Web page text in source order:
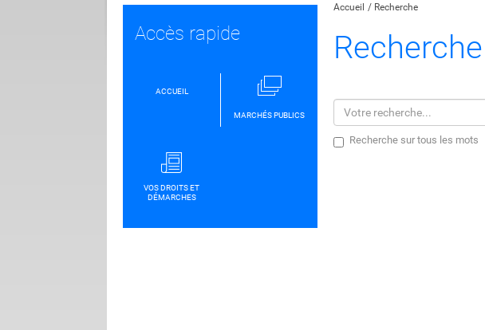
Accueil Recherche
Recherche
Recherche sur tous les mots
Accès rapide
ACCUEIL
MARCHÉS PUBLICS
VOS DROITS ET
DÉMARCHES